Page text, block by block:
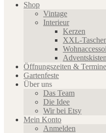
Shop
Vintage
Interieur
Kerzen
XXL-
Adventskisten
Öffnungszeiten & Termine
Gartenfeste
Über uns
Das Team
Die Idee
Wir bei Etsy
Mein Konto
Anmelden